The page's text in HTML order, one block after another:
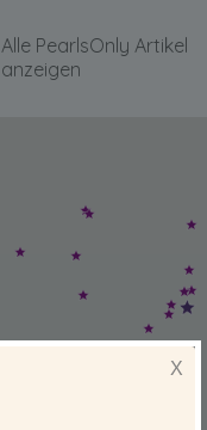
Alle PearlsOnly Artikel
anzeigen
X